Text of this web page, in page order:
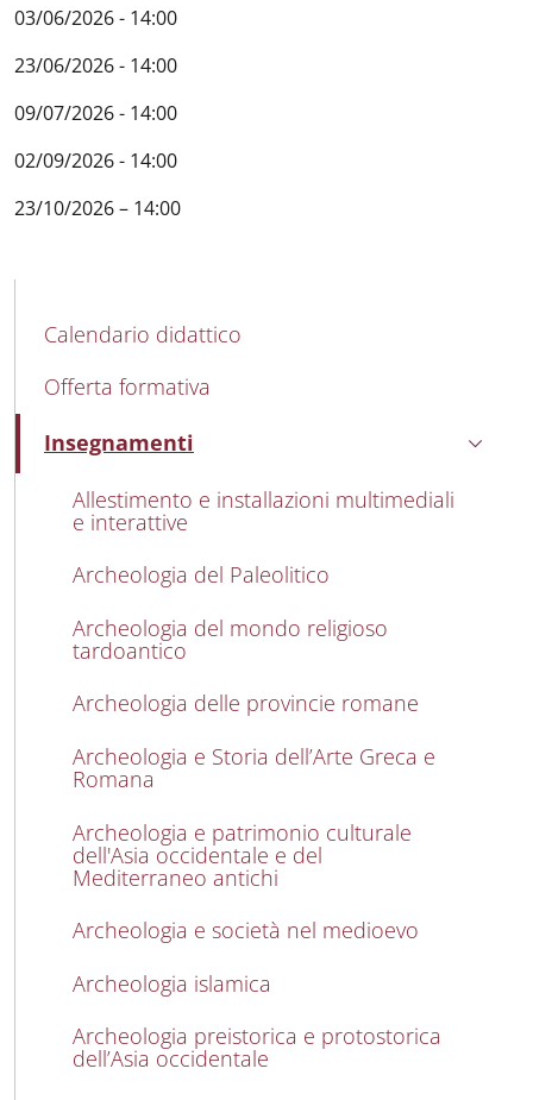
03/06/2026 - 14:00
23/06/2026 - 14:00
09/07/2026 - 14:00
02/09/2026 - 14:00
23/10/2026 – 14:00
MAIN NAVIGATION
Calendario didattico
Offerta formativa
Insegnamenti
Attivo
Allestimento e installazioni multimediali
e interattive
Archeologia del Paleolitico
Archeologia del mondo religioso
tardoantico
Archeologia delle provincie romane
Archeologia e Storia dell’Arte Greca e
Romana
Archeologia e patrimonio culturale
dell'Asia occidentale e del
Mediterraneo antichi
Archeologia e società nel medioevo
Archeologia islamica
Archeologia preistorica e protostorica
dell’Asia occidentale